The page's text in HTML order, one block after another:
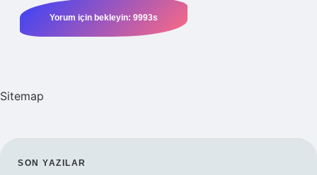
Sitemap
SON YAZILAR